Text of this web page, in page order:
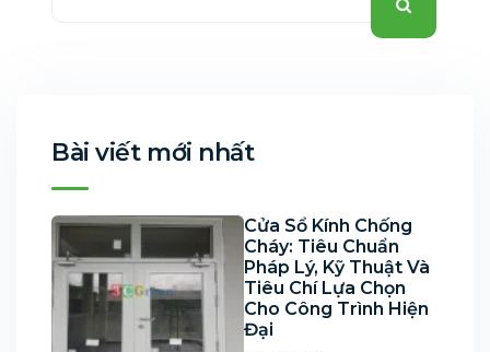
Bài viết mới nhất
Cửa Sổ Kính Chống
Cháy: Tiêu Chuẩn
Pháp Lý, Kỹ Thuật Và
Tiêu Chí Lựa Chọn
Cho Công Trình Hiện
Đại